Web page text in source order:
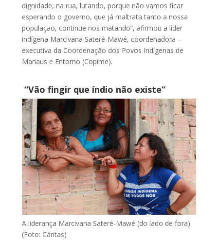
dignidade, na rua, lutando, porque não vamos ficar
esperando o governo, que já maltrata tanto a nossa
população, continue nos matando”, afirmou a líder
indígena Marcivana Sateré-Mawé, coordenadora –
executiva da Coordenação dos Povos Indígenas de
Manaus e Entorno (Copime).
“Vão fingir que índio não existe”
A liderança Marcivana Sateré-Mawé (do lado de fora)
(Foto: Cáritas)